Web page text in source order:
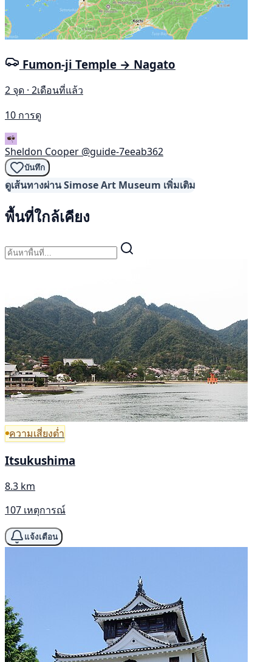
Fumon-ji Temple → Nagato
2 จุด · 2เดือนที่แล้ว
10 การดู
Sheldon Cooper @guide-7eeab362
บันทึก
ดูเส้นทางผ่าน Simose Art Museum เพิ่มเติม
พื้นที่ใกล้เคียง
ความเสี่ยงต่ำ
Itsukushima
8.3 km
107 เหตุการณ์
แจ้งเตือน